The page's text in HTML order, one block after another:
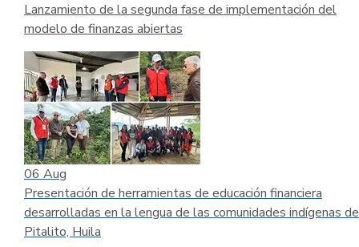
Lanzamiento de la segunda fase de implementación del
modelo de finanzas abiertas
06 Aug
Presentación de herramientas de educación financiera
desarrolladas en la lengua de las comunidades indígenas de
Pitalito, Huila